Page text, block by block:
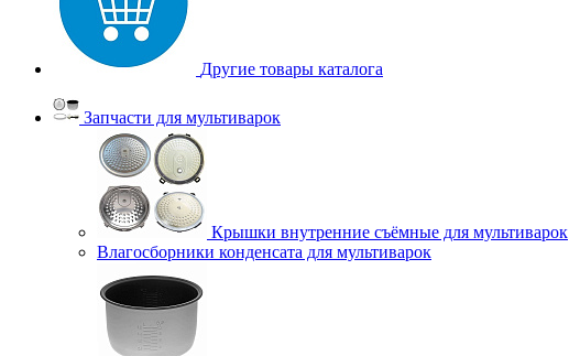
Другие товары каталога
Запчасти для мультиварок
Крышки внутренние съёмные для мультиварок
Влагосборники конденсата для мультиварок